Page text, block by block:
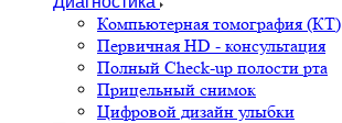
Компьютерная томография (КТ)
Первичная HD - консультация
Полный Check-up полости рта
Прицельный снимок
Цифровой дизайн улыбки